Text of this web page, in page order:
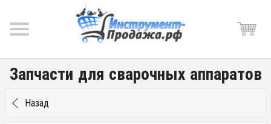
Запчасти для сварочных аппаратов
Назад